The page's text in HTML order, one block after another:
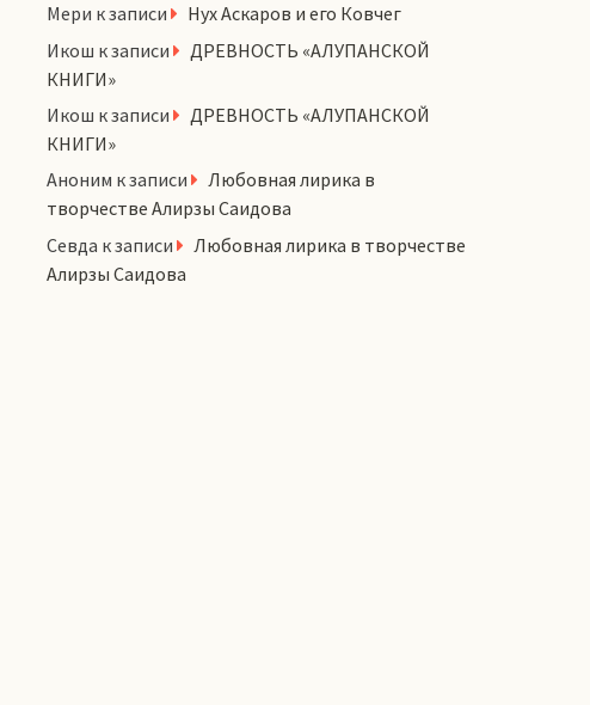
Мери к записи
Нух Аскаров и его Ковчег
Икош к записи
ДРЕВНОСТЬ «АЛУПАНСКОЙ
КНИГИ»
Икош к записи
ДРЕВНОСТЬ «АЛУПАНСКОЙ
КНИГИ»
Аноним к записи
Любовная лирика в
творчестве Алирзы Саидова
Севда к записи
Любовная лирика в творчестве
Алирзы Саидова